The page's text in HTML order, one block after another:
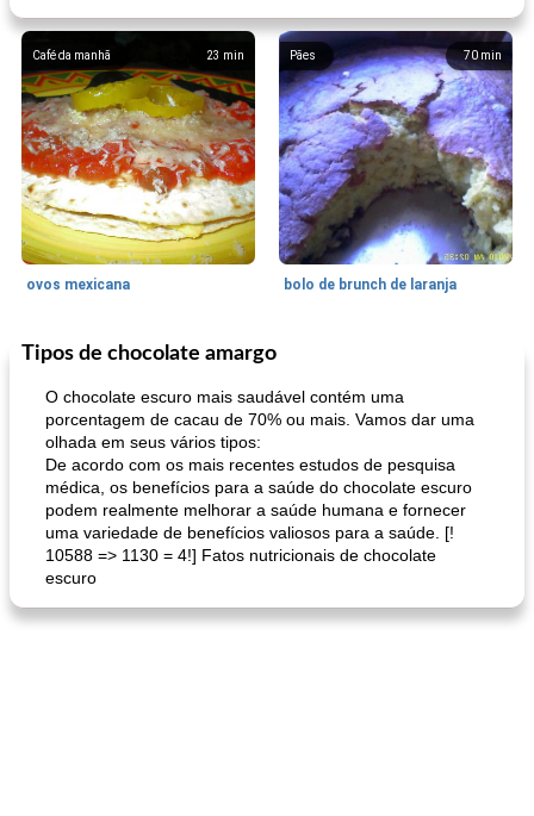
23 min
Café da manhã
ovos mexicana
70 min
Pães
bolo de brunch de laranja
130min
Pães De Fermento
pão plano (out)
Tipos de chocolate amargo
O chocolate escuro mais saudável contém uma
porcentagem de cacau de 70% ou mais. Vamos dar uma
olhada em seus vários tipos:
De acordo com os mais recentes estudos de pesquisa
médica, os benefícios para a saúde do chocolate escuro
podem realmente melhorar a saúde humana e fornecer
uma variedade de benefícios valiosos para a saúde. [!
10588 => 1130 = 4!] Fatos nutricionais de chocolate
escuro